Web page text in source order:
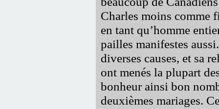
Charles moins comme
en tant qu’homme
pailles manifestes
diverses causes, et sa
ont menés la plupart
bonheur ainsi bon
deuxièmes mariages.